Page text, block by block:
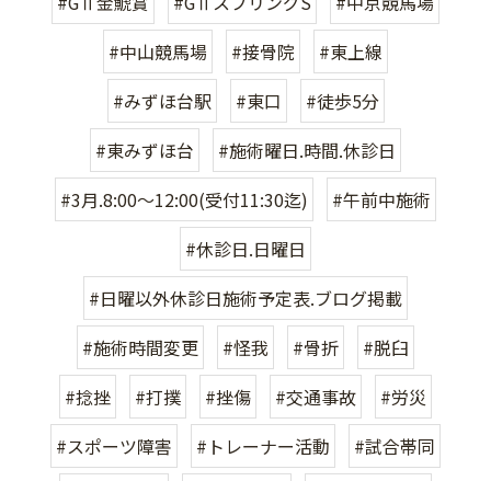
#中山競馬場
#接骨院
#東上線
#みずほ台駅
#東口
#徒歩5分
#東みずほ台
#施術曜日.時間.休診日
#3月.8:00〜12:00(受付11:30迄)
#午前中施術
#休診日.日曜日
#日曜以外休診日施術予定表.ブログ掲載
#施術時間変更
#怪我 #骨折
#脱臼
#捻挫
#打撲 #挫傷 #交通事故
#労災
#スポーツ障害
#トレーナー活動
#試合帯同